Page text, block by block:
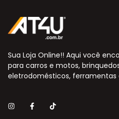
Sua Loja Online!! Aqui você
para carros e motos,
eletrodomésticos, ferramentas